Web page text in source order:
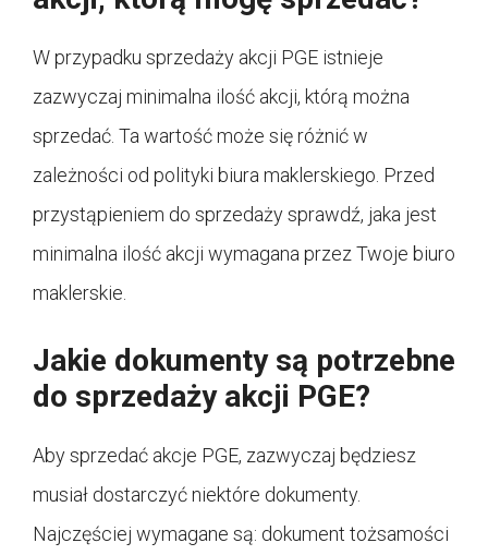
W przypadku sprzedaży akcji PGE istnieje
zazwyczaj minimalna ilość akcji, którą można
sprzedać. Ta wartość może się różnić w
zależności od polityki biura maklerskiego. Przed
przystąpieniem do sprzedaży sprawdź, jaka jest
minimalna ilość akcji wymagana przez Twoje biuro
maklerskie.
Jakie dokumenty są potrzebne
do sprzedaży akcji PGE?
Aby sprzedać akcje PGE, zazwyczaj będziesz
musiał dostarczyć niektóre dokumenty.
Najczęściej wymagane są: dokument tożsamości